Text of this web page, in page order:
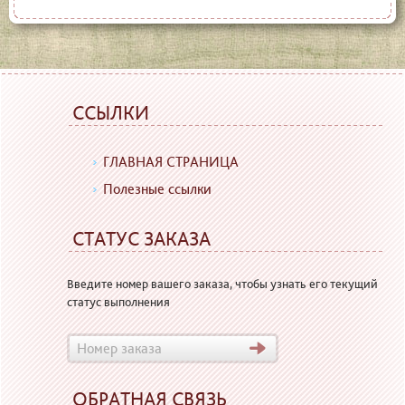
ССЫЛКИ
ГЛАВНАЯ СТРАНИЦА
Полезные ссылки
СТАТУС ЗАКАЗА
Введите номер вашего заказа, чтобы узнать его текущий
статус выполнения
ОБРАТНАЯ СВЯЗЬ